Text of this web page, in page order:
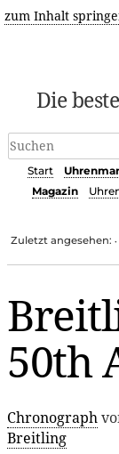
zum Inhalt
Die
Start
Magazin
Zuletzt angesehen: •
50th
Chronograph
Breitling